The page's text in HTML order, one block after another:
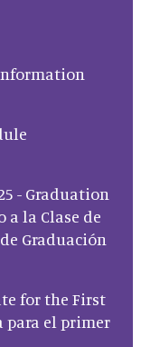
- Graduation
a la Clase de
Graduación
for the First
para el primer